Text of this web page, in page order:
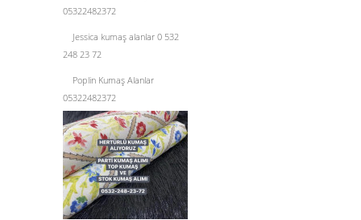
05322482372
Jessica kumaş alanlar 0 532
248 23 72
Poplin Kumaş Alanlar
05322482372